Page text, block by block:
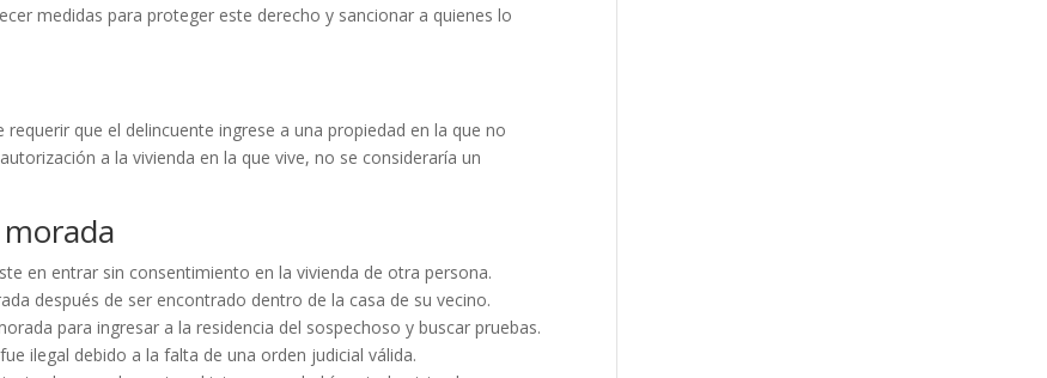
medidas para proteger este derecho y sancionar a quienes lo
que el delincuente ingrese a una propiedad en la que no
a la vivienda en la que vive, no se consideraría un
en entrar sin consentimiento en la vivienda de otra persona.
después de ser encontrado dentro de la casa de su vecino.
para ingresar a la residencia del sospechoso y buscar pruebas.
ilegal debido a la falta de una orden judicial válida.